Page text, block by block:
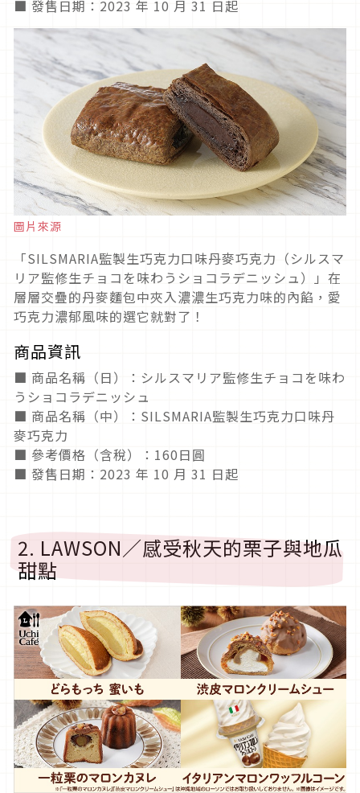
■ 發售日期：2023 年 10 月 31 日起
圖片來源
「SILSMARIA監製生巧克力口味丹麥巧克力（シルスマ
リア監修生チョコを味わうショコラデニッシュ）」在
層層交疊的丹麥麵包中夾入濃濃生巧克力味的內餡，愛
巧克力濃郁風味的選它就對了！
商品資訊
■ 商品名稱（日）：シルスマリア監修生チョコを味わ
うショコラデニッシュ
■ 商品名稱（中）：SILSMARIA監製生巧克力口味丹
麥巧克力
■ 參考價格（含稅）：160日圓
■ 發售日期：2023 年 10 月 31 日起
2. LAWSON／感受秋天的栗子與地瓜
甜點